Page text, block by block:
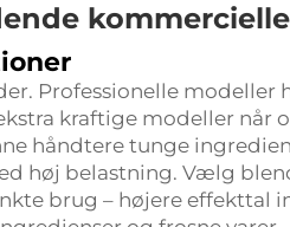
Professionelle modeller
kraftige modeller når
håndtere tunge
høj belastning. Vælg
brug – højere effekttal